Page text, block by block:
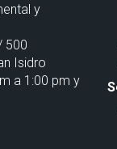
y
500
Isidro
a 1:00 pm y